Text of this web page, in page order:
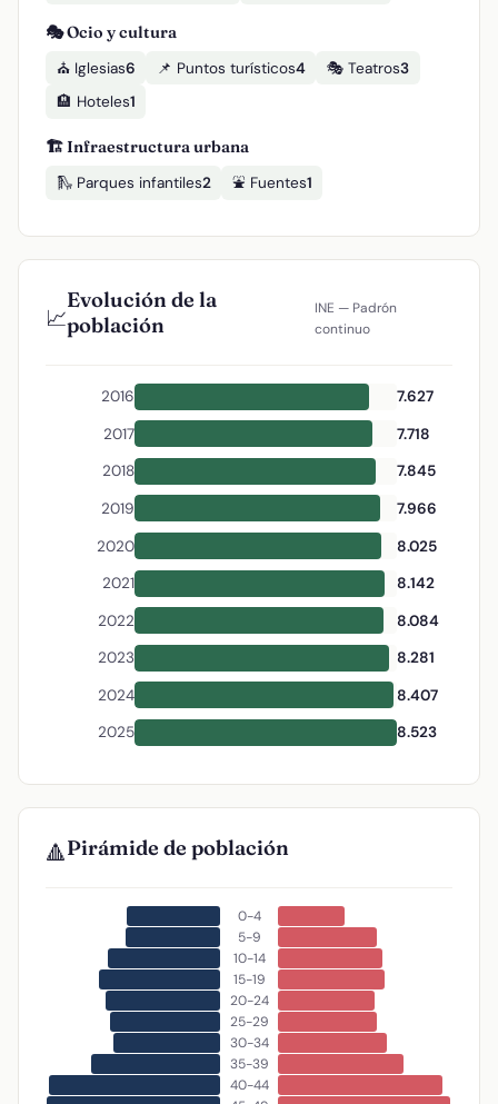
🎭 Ocio y cultura
⛪ Iglesias6 📌 Puntos turísticos4 🎭 Teatros3
🏨 Hoteles1
🏗️ Infraestructura urbana
🛝 Parques infantiles2 ⛲ Fuentes1
📈
Evolución de la
población
INE — Padrón
continuo
2016
7.627
2017
7.718
2018
7.845
2019
7.966
2020
8.025
2021
8.142
2022
8.084
2023
8.281
2024
8.407
2025
8.523
🔺Pirámide de población
0-4
5-9
10-14
15-19
20-24
25-29
30-34
35-39
40-44